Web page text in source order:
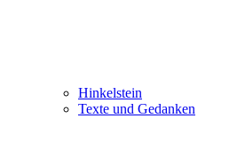
Hinkelstein
Texte und Gedanken